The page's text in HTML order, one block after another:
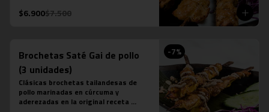
$6.900$7.500
-7%
Brochetas Saté Gai de pollo
(3 unidades)
Clásicas brochetas tailandesas de
pollo marinadas en cúrcuma y
aderezadas en la original receta